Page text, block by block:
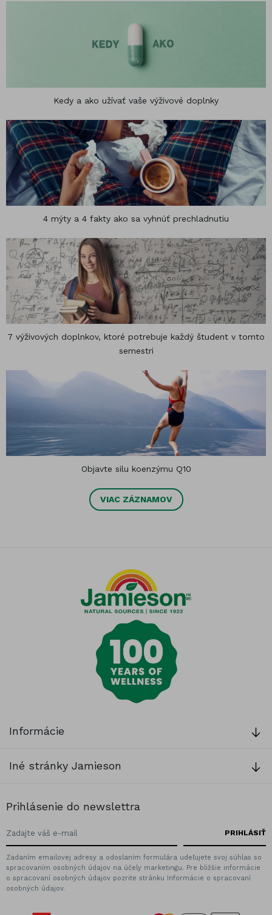
Kedy a ako užívať vaše výživové doplnky
4 mýty a 4 fakty ako sa vyhnúť prechladnutiu
7 výživových doplnkov, ktoré potrebuje každý študent v tomto
semestri
Objavte silu koenzýmu Q10
VIAC ZÁZNAMOV
Informácie
Iné stránky Jamieson
Prihlásenie do newslettra
Zadaním emailovej adresy a odoslaním formulára udeľujete svoj súhlas so
spracovaním osobných údajov na účely marketingu. Pre bližšie informácie
o spracovaní osobných údajov pozrite stránku Informácie o spracovaní
osobných údajov.